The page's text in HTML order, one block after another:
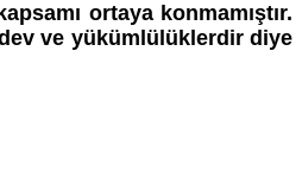
ortaya konmamıştır.
ve yükümlülüklerdir diye